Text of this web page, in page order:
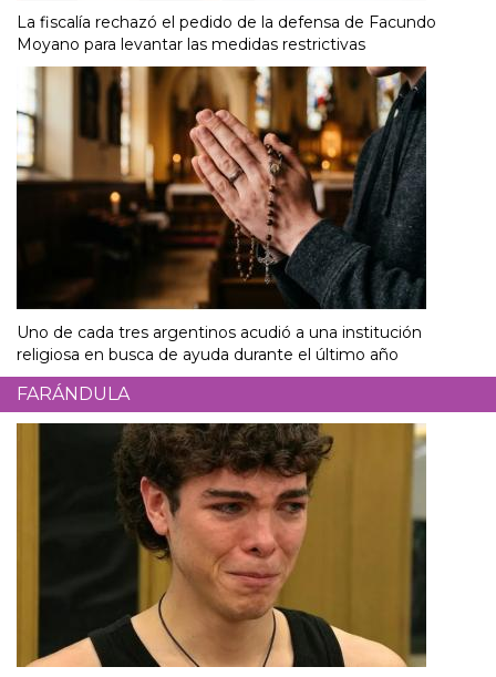
La fiscalía rechazó el pedido de la defensa de Facundo
Moyano para levantar las medidas restrictivas
Uno de cada tres argentinos acudió a una institución
religiosa en busca de ayuda durante el último año
FARÁNDULA